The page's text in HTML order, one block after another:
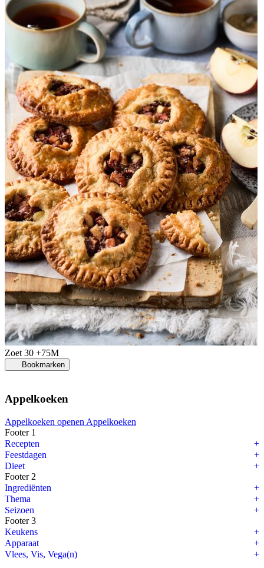
Zoet 30 +75M
Bookmarken
Appelkoeken
Appelkoeken openen Appelkoeken
Footer 1
Recepten
Feestdagen
Dieet
Footer 2
Ingrediënten
Thema
Seizoen
Footer 3
Keukens
Apparaat
Vlees, Vis, Vega(n)